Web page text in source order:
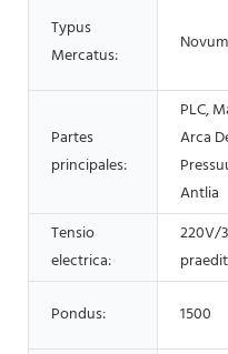
Typus
Mercatus:
Partes
principales:
PLC,
Arca
Antlia
Tensio
electrica:
220V/
Pondus: 1500